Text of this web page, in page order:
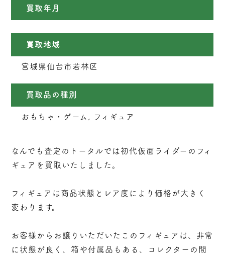
買取年月
買取地域
宮城県仙台市若林区
買取品の種別
おもちゃ・ゲーム, フィギュア
なんでも査定のトータルでは初代仮面ライダーのフィ
ギュアを買取いたしました。
フィギュアは商品状態とレア度により価格が大きく
変わります。
お客様からお譲りいただいたこのフィギュアは、非常
に状態が良く、箱や付属品もある、コレクターの間